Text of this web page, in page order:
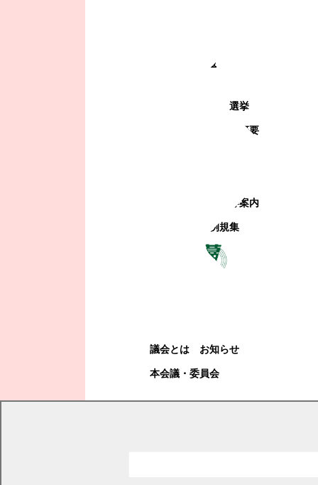
町政情報
選挙
町の概要
観光地・公共施設等案内
電子掲示場・例規集
議会とは
お知らせ
本会議・委員会